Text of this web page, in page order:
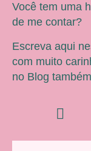
Você tem uma
de me contar?
Escreva aqui
com muito
no Blog